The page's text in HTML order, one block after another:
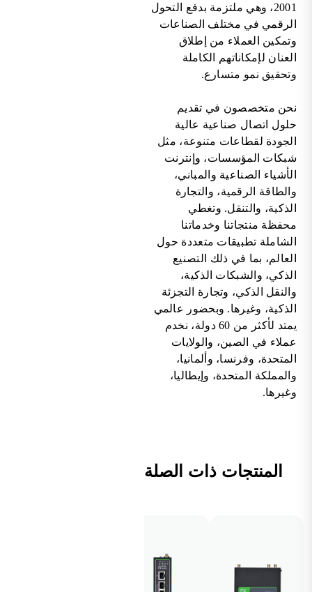
2001، وهي ملتزمة بدفع التحول
الرقمي في مختلف الصناعات
وتمكين العملاء من إطلاق
العنان لإمكاناتهم الكاملة
وتحقيق نمو متسارع.
نحن متخصصون في تقديم
حلول اتصال صناعية عالية
الجودة لقطاعات متنوعة، مثل
شبكات المؤسسات، وإنترنت
الأشياء الصناعية والمباني،
والطاقة الرقمية، والتجارة
الذكية، والتنقل. وتغطي
محفظة منتجاتنا وخدماتنا
الشاملة تطبيقات متعددة حول
العالم، بما في ذلك التصنيع
الذكي، والشبكات الذكية،
والنقل الذكي، وتجارة التجزئة
الذكية، وغيرها. وبحضور عالمي
يمتد لأكثر من 60 دولة، نخدم
عملاء في الصين، والولايات
المتحدة، وفرنسا، وألمانيا،
والمملكة المتحدة، وإيطاليا،
وغيرها.
المنتجات ذات الصلة